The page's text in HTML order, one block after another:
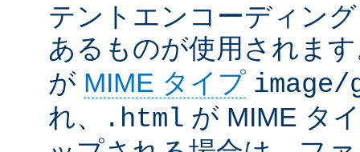
テントエンコーディン
あるものが使用されま
が MIME タイプ
れ、
.html が MIME タ